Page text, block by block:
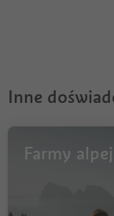
Inne
Farmy